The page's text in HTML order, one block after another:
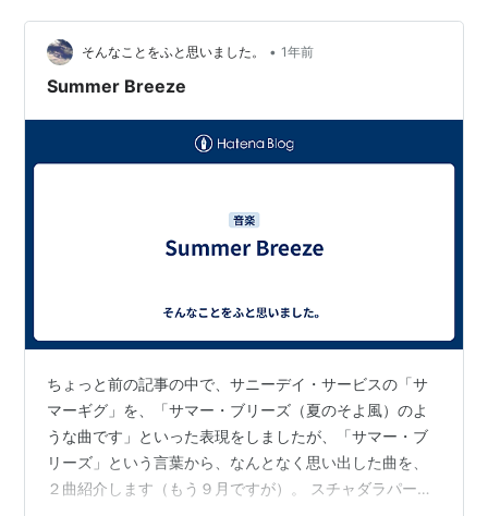
69年「イッツ・ユア・シング」が初のミリオン・セラ
ーに。R&BチャートNo.1はもちろん、ポップ・チャート
73年ディストリビュート契約を当時のCBSと結ぶ。アー
が加入して6人組となったアイズレーはアルバム『３＋
３』を発表。「ソウル・レディThat Lady」が全米第６
83年名バラード、「シルクの似合う夜Between The
Sheets」を収録した『シルクの似合う夜』を最後にグル
ープは分裂。アーニー、マーヴィン、クリスの3人がア
イズレー・ジャスパー・アイズレーとして『キャラバ
ン・オブ・ラヴ』をオーケリー、ルドルフ、ロナルドの
3人はアイズレー・ブラザーズとして『マスター・ピー
そんなことをふと思いました。 • 1年前
Summer Breeze
ちょっと前の記事の中で、サニーデイ・サービスの「サ
マーギグ」を、「サマー・ブリーズ（夏のそよ風）のよ
うな曲です」といった表現をしましたが、「サマー・ブ
リーズ」という言葉から、なんとなく思い出した曲を、
２曲紹介します（もう９月ですが）。 スチャダラパー／